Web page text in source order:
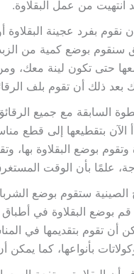
انتهيت من عمل البقلاوة.
نقوم بفرد عجينة
سنقوم بوضع كمية من
حتى تكون لينة معك،
بعد ذلك أن تقوم بلف
السابقة مع جميع
الآن بتقطيعها إلى قطع
وتقوم بوضع البقلاوة بها،
ستقوم بوضع
قم بوضع البقلاوة في
أن تقوم بتقديمها في
بأنواعها، كما